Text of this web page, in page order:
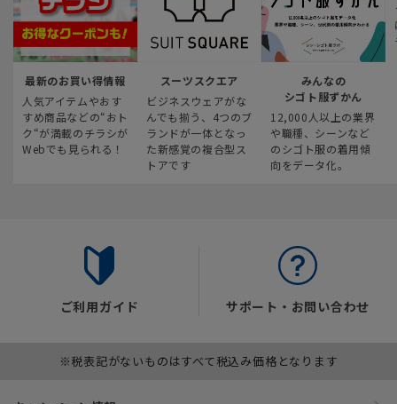
最新のお買い得情報
人気アイテムやおす
すめ商品などの“おト
ク“が満載のチラシが
Webでも見られる！
スーツスクエア
ビジネスウェアがな
んでも揃う、4つのブ
ランドが一体となっ
た新感覚の複合型ス
トアです
みんなの
シゴト服ずかん
12,000人以上の業界
や職種、シーンなど
のシゴト服の着用傾
向をデータ化。
ご利用ガイド サポート・お問い合わせ
※税表記がないものはすべて税込み価格となります